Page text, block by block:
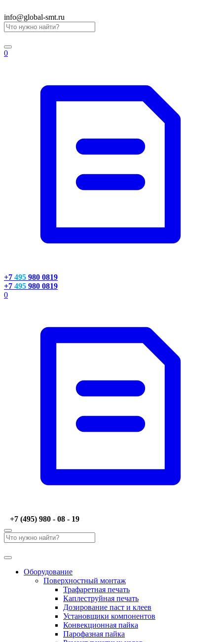
info@global-smt.ru
0
+7 495 980 0819
+7 495 980 0819
0
+7 (495) 980 - 08 - 19
Оборудование
Поверхностный монтаж
Трафаретная печать
Каплеструйная печать
Дозирование паст и клеев
Установщики компонентов
Конвекционная пайка
Парофазная пайка